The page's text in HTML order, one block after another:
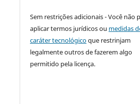
Sem restrições adicionais - Você não
aplicar termos jurídicos ou medidas
caráter tecnológicoque restrinjam
legalmente outros de fazerem algo
permitido pela licença.